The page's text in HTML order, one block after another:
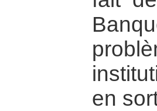
en